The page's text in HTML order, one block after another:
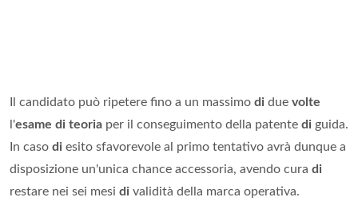
Il candidato può ripetere fino a un massimo di due volte
l'esame di teoria per il conseguimento della patente di guida.
In caso di esito sfavorevole al primo tentativo avrà dunque a
disposizione un'unica chance accessoria, avendo cura di
restare nei sei mesi di validità della marca operativa.